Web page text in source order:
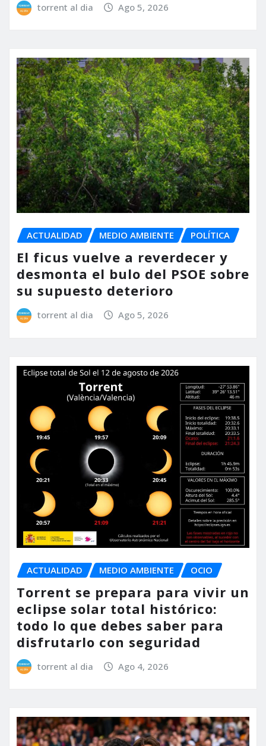
torrent al dia Ago 5, 2026
ACTUALIDAD MEDIO AMBIENTE POLÍTICA
El ficus vuelve a reverdecer y
desmonta el bulo del PSOE sobre
su supuesto deterioro
torrent al dia Ago 5, 2026
ACTUALIDAD MEDIO AMBIENTE OCIO
Torrent se prepara para vivir un
eclipse solar total histórico:
todo lo que debes saber para
disfrutarlo con seguridad
torrent al dia Ago 4, 2026